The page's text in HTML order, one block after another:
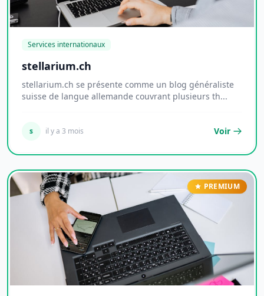
Services internationaux
stellarium.ch
stellarium.ch se présente comme un blog généraliste
suisse de langue allemande couvrant plusieurs th...
s il y a 3 mois Voir
PREMIUM